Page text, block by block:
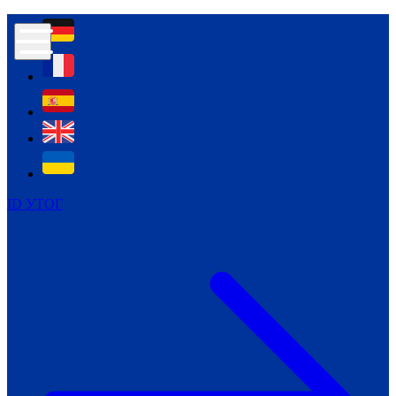
ID УТОГ
Контур психологічної безпеки глухих
Всеукраїнський пісенний
челендж «Україно, ти є!»
Молодіжний челендж «Жестова
мова для мене – це…»
Репортажі спеціальних та
інклюзивних начальних закладів